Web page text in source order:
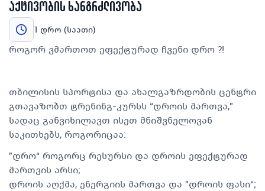
აქტივობის ხანგრძლივობა
1 დრო (საათი)
როგორ ვმართოთ ეფექტურად ჩვენი დრო ?!
თბილისის სპორტისა და ახალგაზრდობის ცენტრი
გთავაზობთ ტრენინგ-კურსს “დროის მართვა,”
სადაც განვიხილავთ ისეთ მნიშვნელოვან
საკითხებს, როგორიცაა:
"დრო“ როგორც რესურსი და დროის ეფექტურად
მართვის არსი;
დროის აღქმა, ენერგიის მართვა და "დროის ფასი“;